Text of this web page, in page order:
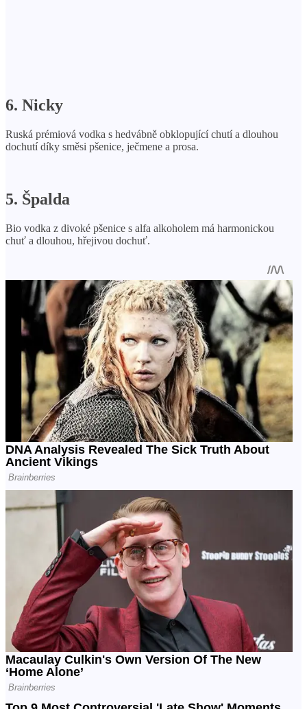
6. Nicky
Ruská prémiová vodka s hedvábně obklopující chutí a dlouhou
dochutí díky směsi pšenice, ječmene a prosa.
5. Špalda
Bio vodka z divoké pšenice s alfa alkoholem má harmonickou
chuť a dlouhou, hřejivou dochuť.